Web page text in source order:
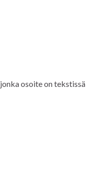
osoite on tekstissä